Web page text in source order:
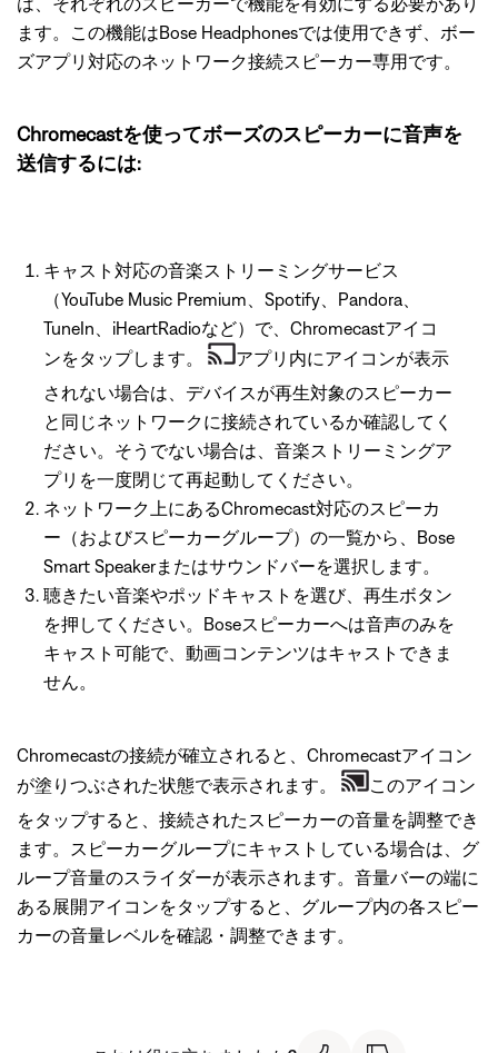
ます。この機能はBose Headphonesでは使用できず、ボー
ズアプリ対応のネットワーク接続スピーカー専用です。
Chromecastを使ってボーズのスピーカーに音声を
送信するには:
キャスト対応の音楽ストリーミングサービス
（YouTube Music Premium、Spotify、Pandora、
TuneIn、iHeartRadioなど）で、Chromecastアイコ
ンをタップします。
アプリ内にアイコンが表示
されない場合は、デバイスが再生対象のスピーカー
と同じネットワークに接続されているか確認してく
ださい。そうでない場合は、音楽ストリーミングア
プリを一度閉じて再起動してください。
ネットワーク上にあるChromecast対応のスピーカ
ー（およびスピーカーグループ）の一覧から、Bose
Smart Speakerまたはサウンドバーを選択します。
聴きたい音楽やポッドキャストを選び、再生ボタン
を押してください。Boseスピーカーへは音声のみを
キャスト可能で、動画コンテンツはキャストできま
せん。
Chromecastの接続が確立されると、Chromecastアイコン
が塗りつぶされた状態で表示されます。
このアイコン
をタップすると、接続されたスピーカーの音量を調整でき
ます。スピーカーグループにキャストしている場合は、グ
ループ音量のスライダーが表示されます。音量バーの端に
ある展開アイコンをタップすると、グループ内の各スピー
カーの音量レベルを確認・調整できます。